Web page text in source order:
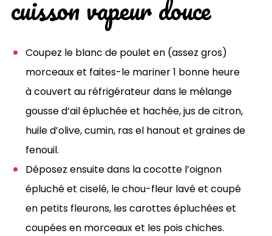
cuisson vapeur douce
Coupez le blanc de poulet en (assez gros)
morceaux et faites-le mariner 1 bonne heure
à couvert au réfrigérateur dans le mélange
gousse d’ail épluchée et hachée, jus de citron,
huile d’olive, cumin, ras el hanout et graines de
fenouil.
Déposez ensuite dans la cocotte l’oignon
épluché et ciselé, le chou-fleur lavé et coupé
en petits fleurons, les carottes épluchées et
coupées en morceaux et les pois chiches.